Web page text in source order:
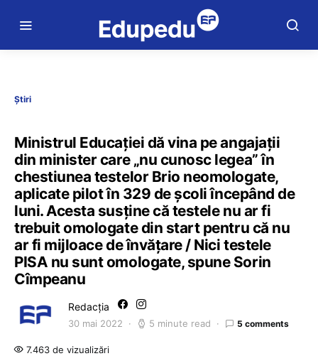
Știri
Ministrul Educației dă vina pe angajații
din minister care „nu cunosc legea” în
chestiunea testelor Brio neomologate,
aplicate pilot în 329 de școli începând de
luni. Acesta susține că testele nu ar fi
trebuit omologate din start pentru că nu
ar fi mijloace de învățare / Nici testele
PISA nu sunt omologate, spune Sorin
Cîmpeanu
Redacția
30 mai 2022 5 minute read 5 comments
7.463 de vizualizări